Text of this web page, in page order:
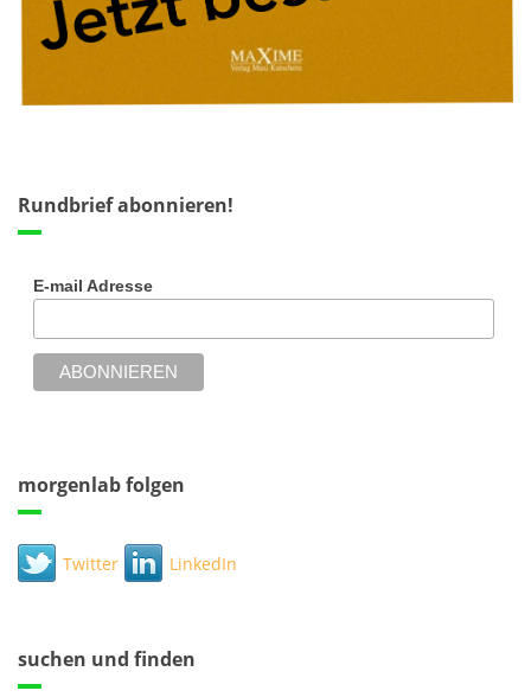
Rundbrief abonnieren!
E-mail Adresse
morgenlab folgen
Twitter LinkedIn
suchen und finden